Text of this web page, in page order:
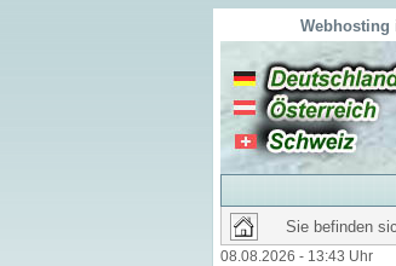
Webhosting
Sie befinden
08.08.2026 - 13:43 Uhr